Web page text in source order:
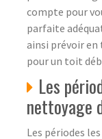
compte pour
parfaite
ainsi prévoir en
pour un toit
Les
nettoyage
Les périodes